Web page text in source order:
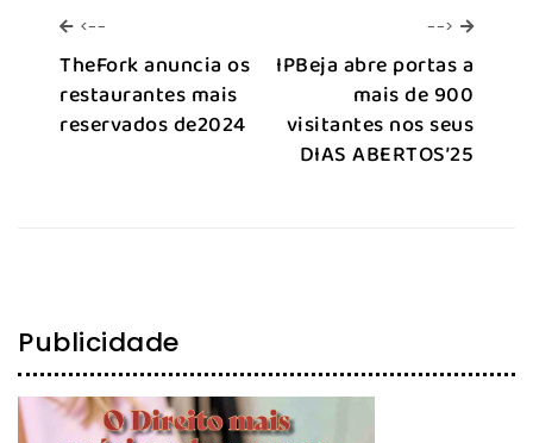
<--
TheFork anuncia os
restaurantes mais
reservados de2024
--> -->
IPBeja abre portas a
mais de 900
visitantes nos seus
DIAS ABERTOS’25
Publicidade